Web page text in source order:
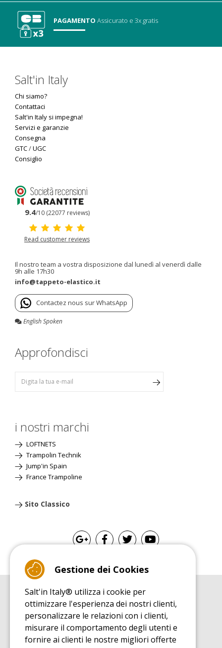
PAGAMENTO Assicurato e 3x gratis
Salt'in Italy
Chi siamo?
Contattaci
Salt'in Italy si impegna!
Servizi e garanzie
Consegna
GTC/UGC
Consiglio
9.4/10 (22077 reviews)
Read customer reviews
Il nostro team a vostra disposizione dal lunedì al venerdì dalle
9h alle 17h30
info@tappeto-elastico.it
Contactez nous sur WhatsApp
English Spoken
Approfondisci
i nostri marchi
LOFTNETS
Trampolin Technik
Jump'in Spain
France Trampoline
Sito Classico
GUIDA ALL'ACQUISTO
Guida all'acquisito tappeti elastici
GUIDA ALL'INSTALLAZIONE
Guida al montaggio tappeto elastico da giardino
GUIDA DI MANUTENZIONE
Gestione dei Cookies
Salt'in Italy® utilizza i cookie per
ottimizzare l'esperienza dei nostri clienti,
personalizzare le relazioni con i clienti,
misurare il comportamento degli utenti e
fornire ai clienti le nostre migliori offerte